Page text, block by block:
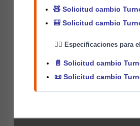
🧸 Solicitud cambio
🎒 Solicitud cambio
🏃‍♂️ Especificaciones para
📄 Solicitud cambio
📜 Solicitud cambio